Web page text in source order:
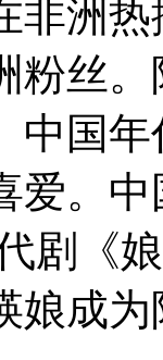
非洲
粉丝
中国
爱。
剧《
娘成为